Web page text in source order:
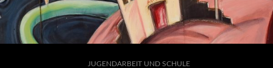
JUGENDARBEIT UND SCHULE